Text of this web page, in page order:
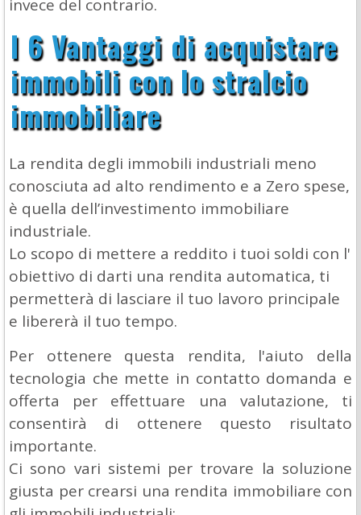
invece del contrario.
I 6 Vantaggi di acquistare
immobili con lo stralcio
immobiliare
La rendita degli immobili industriali meno
conosciuta ad alto rendimento e a Zero spese,
è quella dell’investimento immobiliare
industriale.
Lo scopo di mettere a reddito i tuoi soldi con l'
obiettivo di darti una rendita automatica, ti
permetterà di lasciare il tuo lavoro principale
e libererà il tuo tempo.
Per ottenere questa rendita, l'aiuto della
tecnologia che mette in contatto domanda e
offerta per effettuare una valutazione, ti
consentirà di ottenere questo risultato
importante.
Ci sono vari sistemi per trovare la soluzione
giusta per crearsi una rendita immobiliare con